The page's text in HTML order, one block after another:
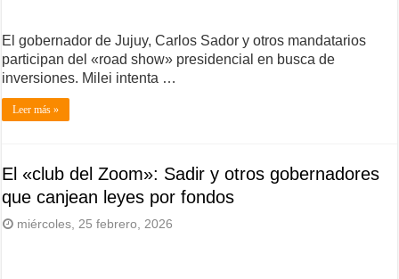
El gobernador de Jujuy, Carlos Sador y otros mandatarios
participan del «road show» presidencial en busca de
inversiones. Milei intenta …
Leer más »
El «club del Zoom»: Sadir y otros gobernadores
que canjean leyes por fondos
miércoles, 25 febrero, 2026